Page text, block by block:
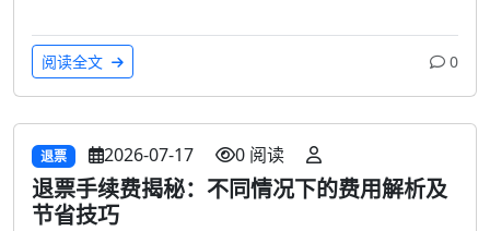
阅读全文 0
退票 2026-07-17 0 阅读
退票手续费揭秘：不同情况下的费用解析及
节省技巧